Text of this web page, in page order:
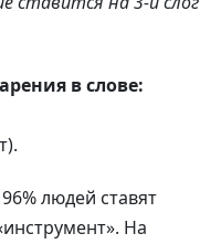
в слове:
людей ставят
На